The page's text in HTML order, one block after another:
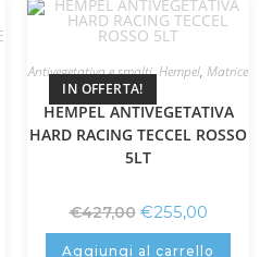
IN OFFERTA!
Antivegetativa e smalti,Hempel, Matrice
dura
HEMPEL ANTIVEGETATIVA
HARD RACING TECCEL ROSSO
5LT
€427,00 €255,00
Aggiungi al carrello